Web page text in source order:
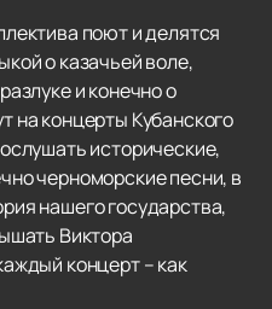
поют и делятся
о казачьей воле,
и конечно о
на концерты Кубанского
исторические,
черноморские песни, в
нашего государства,
Виктора
концерт – как